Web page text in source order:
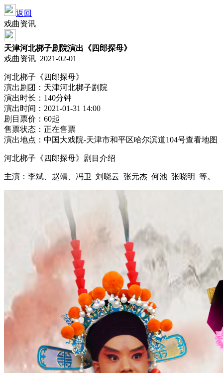
返回
戏曲资讯
天津河北梆子剧院演出《四郎探母》
戏曲资讯 2021-02-01
河北梆子《四郎探母》
演出剧团：天津河北梆子剧院
演出时长：140分钟
演出时间：2021-01-31 14:00
剧目票价：60起
售票状态：正在售票
演出地点：中国大戏院-天津市和平区哈尔滨道104号查看地图
河北梆子《四郎探母》剧目介绍
主演：李斌、赵靖、冯卫 刘晓云 张元杰 何池 张晓明 等。